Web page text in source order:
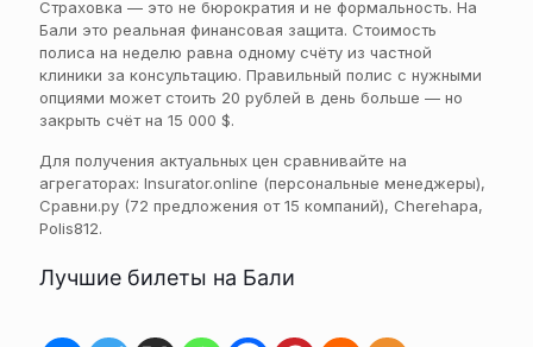
Страховка — это не бюрократия и не формальность. На
Бали это реальная финансовая защита. Стоимость
полиса на неделю равна одному счёту из частной
клиники за консультацию. Правильный полис с нужными
опциями может стоить 20 рублей в день больше — но
закрыть счёт на 15 000 $.
Для получения актуальных цен сравнивайте на
агрегаторах: Insurator.online (персональные менеджеры),
Сравни.ру (72 предложения от 15 компаний), Cherehapa,
Polis812.
Лучшие билеты на Бали